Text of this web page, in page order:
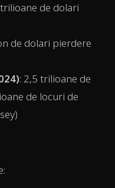
de dolari
de dolari pierdere
: 2,5 trilioane de
de locuri de